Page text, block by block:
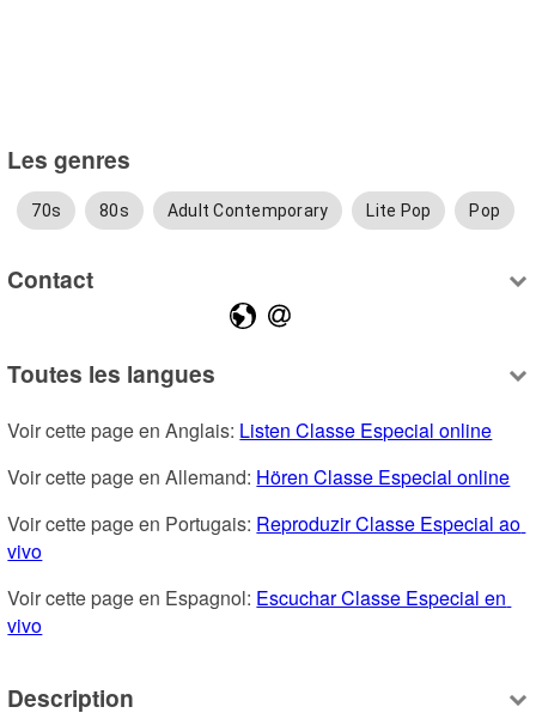
Les genres
70s 80s Adult Contemporary Lite Pop Pop
Contact
Toutes les langues
Voir cette page en Anglais: Listen Classe Especial online
Voir cette page en Allemand: Hören Classe Especial online
Voir cette page en Portugais: Reproduzir Classe Especial ao
vivo
Voir cette page en Espagnol: Escuchar Classe Especial en
vivo
Description